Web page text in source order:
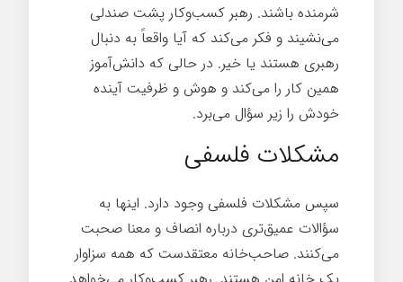
شرمنده باشند. رهبر کسب‌وکار پشت صندلی
می‌نشیند و فکر می‌کند که آیا واقعاً به دنبال
رهبری هستند یا خیر. در حالی که دانش‌آموز
همین کار را می‌کند و هوش و ظرفیت آینده
خودش را زیر سؤال می‌برد.
مشکلات فلسفی
سپس مشکلات فلسفی وجود دارد. اینها به
سؤالات عمیق‌تری درباره انصاف و معنا صحبت
می‌کنند. صاحب‌خانه معتقدست که همه سزاوار